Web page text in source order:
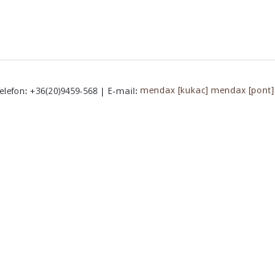
+36(20)9459-568 | E-mail: mendax [kukac] mendax